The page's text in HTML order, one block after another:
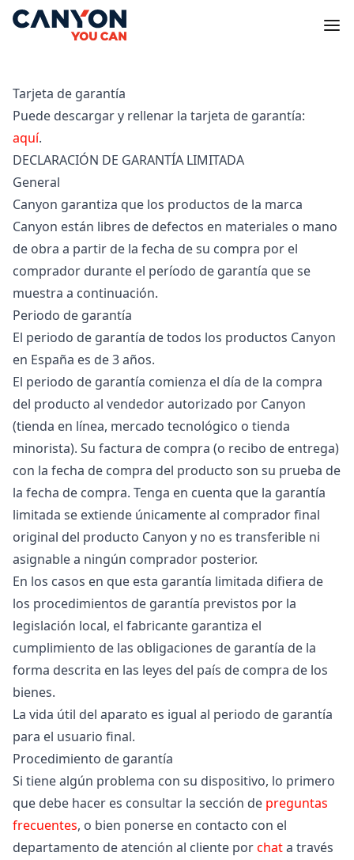
Tarjeta de garantía
Puede descargar y rellenar la tarjeta de garantía:
aquí.
DECLARACIÓN DE GARANTÍA LIMITADA
General
Canyon garantiza que los productos de la marca
Canyon están libres de defectos en materiales o mano
de obra a partir de la fecha de su compra por el
comprador durante el período de garantía que se
muestra a continuación.
Periodo de garantía
El periodo de garantía de todos los productos Canyon
en España es de 3 años.
El periodo de garantía comienza el día de la compra
del producto al vendedor autorizado por Canyon
(tienda en línea, mercado tecnológico o tienda
minorista). Su factura de compra (o recibo de entrega)
con la fecha de compra del producto son su prueba de
la fecha de compra. Tenga en cuenta que la garantía
limitada se extiende únicamente al comprador final
original del producto Canyon y no es transferible ni
asignable a ningún comprador posterior.
En los casos en que esta garantía limitada difiera de
los procedimientos de garantía previstos por la
legislación local, el fabricante garantiza el
cumplimiento de las obligaciones de garantía de la
forma descrita en las leyes del país de compra de los
bienes.
La vida útil del aparato es igual al periodo de garantía
para el usuario final.
Procedimiento de garantía
Si tiene algún problema con su dispositivo, lo primero
que debe hacer es consultar la sección de preguntas
frecuentes, o bien ponerse en contacto con el
departamento de atención al cliente porchata través